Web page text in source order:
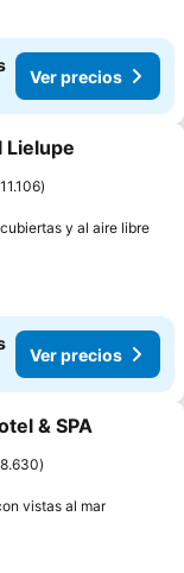
Ver precios
Lielupe
11.106
y al aire libre
Ver precios
& SPA
8.630
vistas al marVer